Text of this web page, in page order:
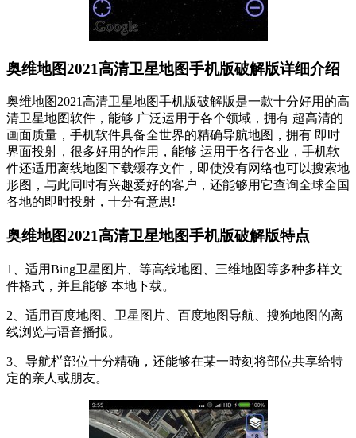
奥维地图2021高清卫星地图手机版破解版详细介绍
奥维地图2021高清卫星地图手机版破解版是一款十分好用的高
清卫星地图软件，能够 广泛运用于各个领域，拥有 超高清的
画面质量，手机软件具备全世界的精确导航地图，拥有 即时
界面投射，很多好用的作用，能够 运用于各行各业，手机软
件还适用离线地图下载缓存文件，即使没有网络也可以搜索地
形图，与此同时有兴趣爱好的客户，还能够用它查询全球全国
各地的即时投射，十分有意思!
奥维地图2021高清卫星地图手机版破解版特点
1、适用Bing卫星图片、等高线地图、三维地图等多种多样文
件格式，并且能够 本地下载。
2、适用百度地图、卫星图片、百度地图导航、搜狗地图的离
线浏览与语音播报。
3、导航栏部位十分精确，还能够在某一時刻将部位共享给特
定的亲人或朋友。